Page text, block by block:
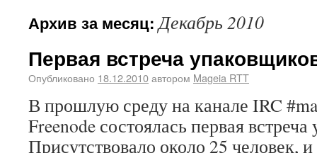
Архив за месяц:Декабрь 2010
Первая встреча
Опубликовано 18.12.2010автором Mageia RTT
В прошлую среду на канале IRC
Freenode состоялась первая
Присутствовало около 25 человек,